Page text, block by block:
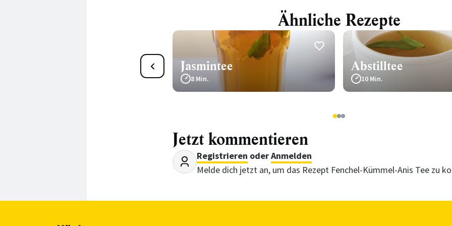
Ähnliche Rezepte
Jasmintee
8 Min.
Abstilltee
10 Min.
123
Jetzt kommentieren
Registrieren oderAnmelden
Melde dich jetzt an, um das Rezept Fenchel-Kümmel-Anis Tee zu